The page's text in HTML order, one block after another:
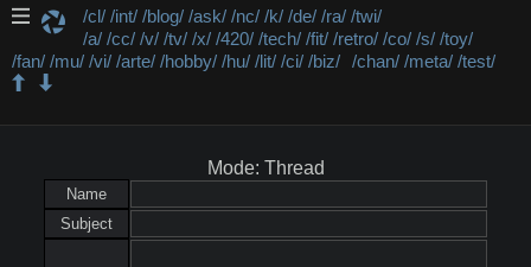
/cl/ /int/ /blog/ /ask/ /nc/ /k/ /de/ /ra/ /twi/
/a/ /cc/ /v/ /tv/ /x/ /420/ /tech/ /fit/ /retro/ /co/ /s/ /toy/
/fan/ /mu/ /vi/ /arte/ /hobby/ /hu/ /lit/ /ci/ /biz/ /chan/ /meta/ /test/
Mode: Thread
Name
Subject